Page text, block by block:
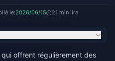
le:2026/06/15 21 min lire
offrent régulièrement des